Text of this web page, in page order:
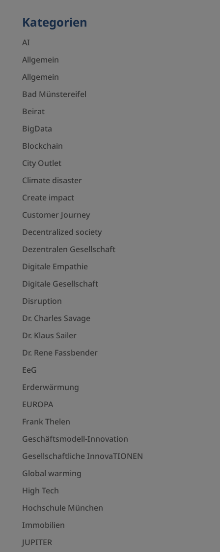
Kategorien
AI
Allgemein
Allgemein
Bad Münstereifel
Beirat
BigData
Blockchain
City Outlet
Climate disaster
Create impact
Customer Journey
Decentralized society
Dezentralen Gesellschaft
Digitale Empathie
Digitale Gesellschaft
Disruption
Dr. Charles Savage
Dr. Klaus Sailer
Dr. Rene Fassbender
EeG
Erderwärmung
EUROPA
Frank Thelen
Geschäftsmodell-Innovation
Gesellschaftliche InnovaTIONEN
Global warming
High Tech
Hochschule München
Immobilien
JUPITER